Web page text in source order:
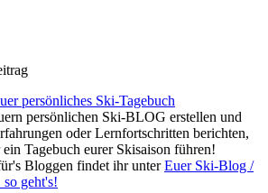
persönliches Ski-Tagebuch
persönlichen Ski-BLOG erstellen und
oder Lernfortschritten berichten,
Tagebuch eurer Skisaison führen!
Bloggen findet ihr unterEuer Ski-Blog /
geht's!